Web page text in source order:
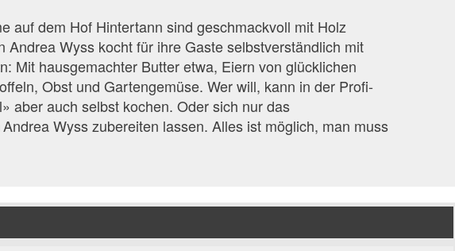
auf dem Hof Hintertann sind geschmackvoll mit Holz
Andrea Wyss kocht für ihre Gaste selbstverständlich mit
Mit hausgemachter Butter etwa, Eiern von glücklichen
Obst und Gartengemüse. Wer will, kann in der Profi-
aber auch selbst kochen. Oder sich nur das
Wyss zubereiten lassen. Alles ist möglich, man muss